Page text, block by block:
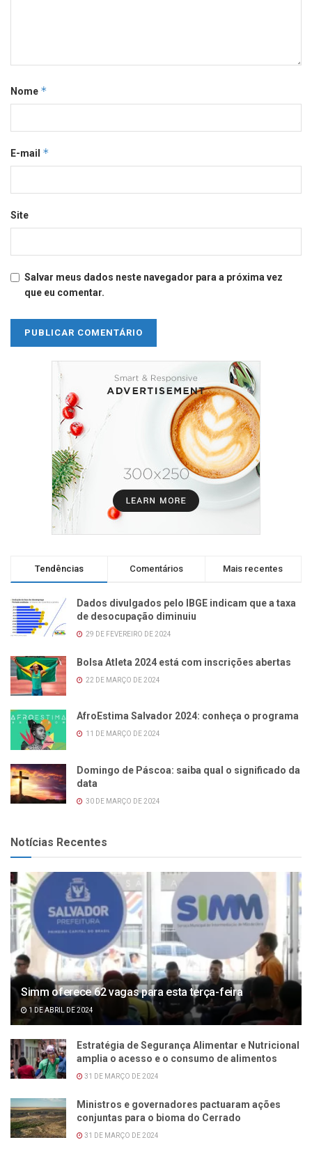
Nome *
E-mail *
Site
Salvar meus dados neste navegador para a próxima vez
que eu comentar.
Tendências Comentários Mais recentes
Dados divulgados pelo IBGE indicam que a taxa
de desocupação diminuiu
29 DE FEVEREIRO DE 2024
Bolsa Atleta 2024 está com inscrições abertas
22 DE MARÇO DE 2024
AfroEstima Salvador 2024: conheça o programa
11 DE MARÇO DE 2024
Domingo de Páscoa: saiba qual o significado da
data
30 DE MARÇO DE 2024
Notícias Recentes
Simm oferece 62 vagas para esta terça-feira
1 DE ABRIL DE 2024
Estratégia de Segurança Alimentar e Nutricional
amplia o acesso e o consumo de alimentos
31 DE MARÇO DE 2024
Ministros e governadores pactuaram ações
conjuntas para o bioma do Cerrado
31 DE MARÇO DE 2024